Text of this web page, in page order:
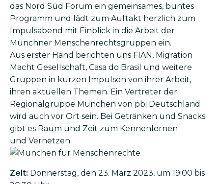
das Nord Süd Forum ein gemeinsames, buntes
Programm und lädt zum Auftakt herzlich zum
Impulsabend mit Einblick in die Arbeit der
Münchner Menschenrechtsgruppen ein.
Aus erster Hand berichten uns FIAN, Migration
Macht Gesellschaft, Casa do Brasil und weitere
Gruppen in kurzen Impulsen von ihrer Arbeit,
ihren aktuellen Themen. Ein Vertreter der
Regionalgruppe München von pbi Deutschland
wird auch vor Ort sein. Bei Getränken und Snacks
gibt es Raum und Zeit zum Kennenlernen
und Vernetzen.
Bild
Zeit: Donnerstag, den 23. März 2023, um 19:00 bis